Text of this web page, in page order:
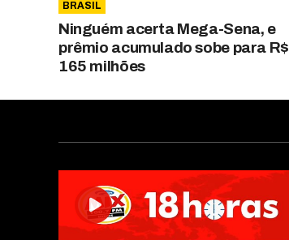
BRASIL
Ninguém acerta Mega-Sena, e
prêmio acumulado sobe para R$
165 milhões